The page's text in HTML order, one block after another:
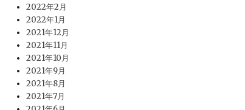
2022年2月
2022年1月
2021年12月
2021年11月
2021年10月
2021年9月
2021年8月
2021年7月